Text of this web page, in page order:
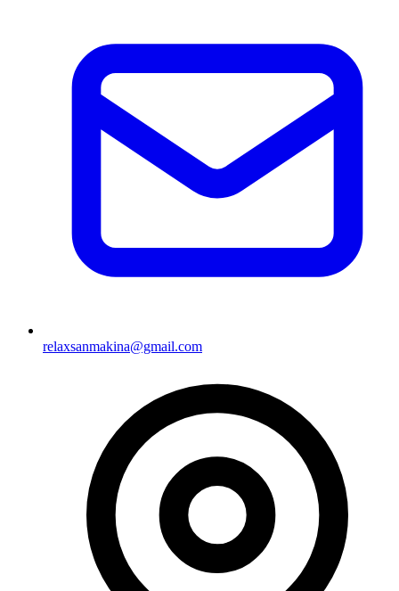
relaxsanmakina@gmail.com